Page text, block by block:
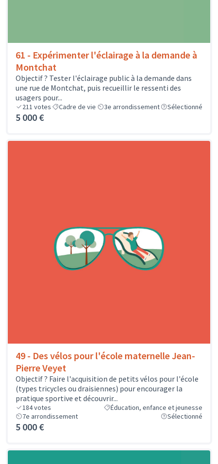
61 - Expérimenter l'éclairage à la demande à
Montchat
Objectif ? Tester l'éclairage public à la demande dans
une rue de Montchat, puis recueillir le ressenti des
usagers pour...
211 votes Cadre de vie 3e arrondissement Sélectionné
5 000 €
49 - Des vélos pour l'école maternelle Jean-
Pierre Veyet
Objectif ? Faire l'acquisition de petits vélos pour l'école
(types tricycles ou draisiennes) pour encourager la
pratique sportive et découvrir...
184votes
Éducation, enfance et jeunesse
7e arrondissement
Sélectionné
5 000 €